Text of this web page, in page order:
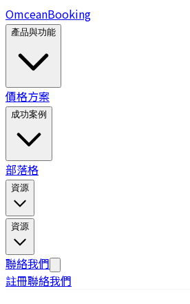
OmceanBooking
產品與功能
價格方案
成功案例
部落格
資源
資源
聯絡我們
註冊聯絡我們